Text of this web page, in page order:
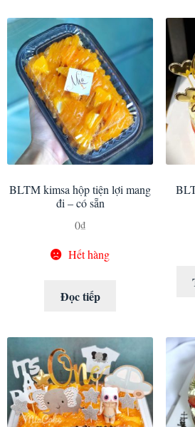
BLTM kimsa hộp tiện lợi mang
đi – có sẵn
0₫
Hết hàng
Đọc tiếp